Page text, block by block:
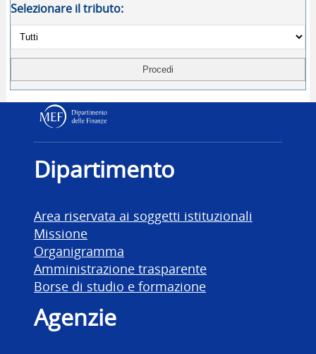
Selezionare il tributo:
Dipartimento delle
Dipartimento
Area riservata ai soggetti istituzionali
Missione
Organigramma
Amministrazione trasparente
Borse di studio e formazione
Agenzie